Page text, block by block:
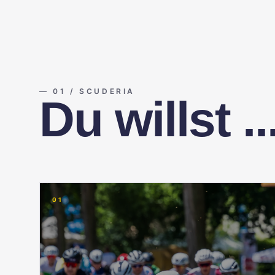
—01 / SCUDERIA
Du willst
01